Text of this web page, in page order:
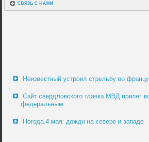
СВЯЗЬ С НАМИ
Неизвестный устроил стрельбу во
Сайт свердловского главка МВД прилег
федеральным
Погода 4 мая: дожди на севере и западе